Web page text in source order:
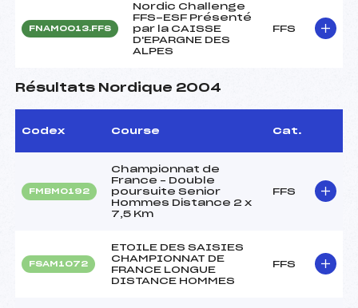
FNAM0013.FFS
Nordic Challenge
FFS-ESF Présenté
par la CAISSE
D'EPARGNE DES
ALPES
FFS
Résultats Nordique 2004
Codex Course Cat.
FMBM0192
Championnat de
France – Double
poursuite Senior
Hommes Distance 2 x
7,5 Km
FFS
FSAM1072
ETOILE DES SAISIES
CHAMPIONNAT DE
FRANCE LONGUE
DISTANCE HOMMES
FFS